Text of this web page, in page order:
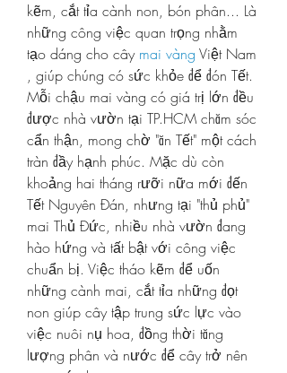
kẽm, cắt tỉa cành non, bón phân... Là
những công việc quan trọng nhằm
tạo dáng cho cây mai vàng Việt Nam
, giúp chúng có sức khỏe để đón Tết.
Mỗi chậu mai vàng có giá trị lớn đều
được nhà vườn tại TP.HCM chăm sóc
cẩn thận, mong chờ "ăn Tết" một cách
tràn đầy hạnh phúc. Mặc dù còn
khoảng hai tháng rưỡi nữa mới đến
Tết Nguyên Đán, nhưng tại "thủ phủ"
mai Thủ Đức, nhiều nhà vườn đang
hào hứng và tất bật với công việc
chuẩn bị. Việc tháo kẽm để uốn
những cành mai, cắt tỉa những đọt
non giúp cây tập trung sức lực vào
việc nuôi nụ hoa, đồng thời tăng
lượng phân và nước để cây trở nên